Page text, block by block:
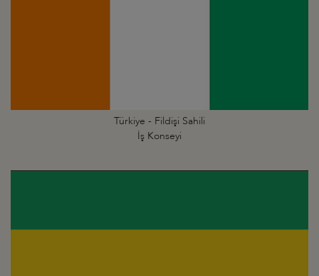
Türkiye - Fildişi Sahili
İş Konseyi